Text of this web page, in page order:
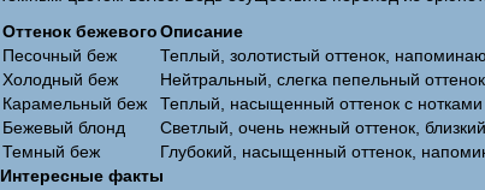
Оттенок бежевогоОписание
Песочный беж
Теплый, золотистый оттенок,
Холодный беж
Нейтральный, слегка пепельный
Карамельный беж
Теплый, насыщенный оттенок с
Бежевый блонд
Светлый, очень нежный оттенок,
Темный беж
Глубокий, насыщенный оттенок,
Интересные факты